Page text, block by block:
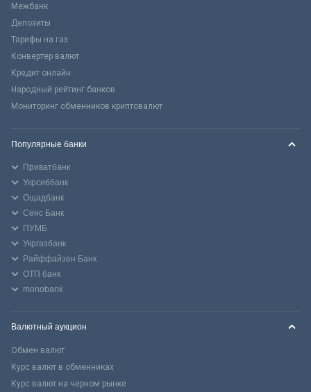
Межбанк
Депозиты
Тарифы на газ
Конвертер валют
Кредит онлайн
Народный рейтинг банков
Мониторинг обменников криптовалют
Популярные банки
Приватбанк
Укрсиббанк
Ощадбанк
Сенс Банк
ПУМБ
Укргазбанк
Райффайзен Банк
ОТП банк
monobank
Валютный аукцион
Обмен валют
Курс валют в обменниках
Курс валют на черном рынке